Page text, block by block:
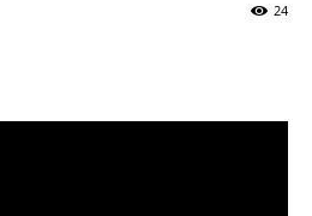
24